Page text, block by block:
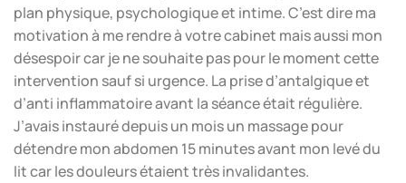
plan physique, psychologique et intime. C’est dire ma
motivation à me rendre à votre cabinet mais aussi mon
désespoir car je ne souhaite pas pour le moment cette
intervention sauf si urgence. La prise d’antalgique et
d’anti inflammatoire avant la séance était régulière.
J’avais instauré depuis un mois un massage pour
détendre mon abdomen 15 minutes avant mon levé du
lit car les douleurs étaient très invalidantes.